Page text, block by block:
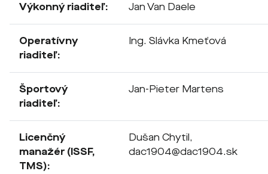
Výkonný riaditeľ: Jan Van Daele
Operatívny
riaditeľ:
Ing. Slávka Kmeťová
Športový
riaditeľ:
Jan-Pieter Martens
Licenčný
manažér (ISSF,
TMS):
Dušan Chytil,
dac1904@dac1904.sk